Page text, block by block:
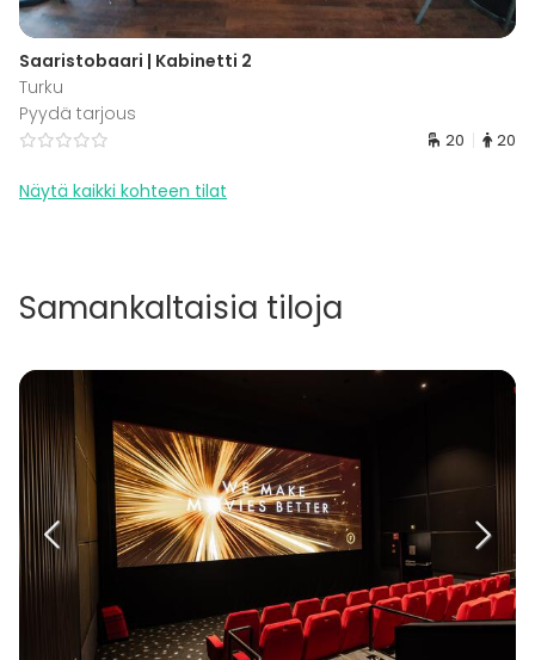
Saaristobaari | Kabinetti 2
Turku
Pyydä tarjous
20 20
Näytä kaikki kohteen tilat
Samankaltaisia tiloja